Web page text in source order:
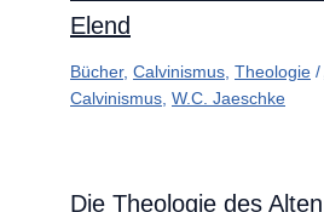
Elend
Bücher, Calvinismus Theologie /
Calvinismus W.C. Jaeschke
Die Theologie des